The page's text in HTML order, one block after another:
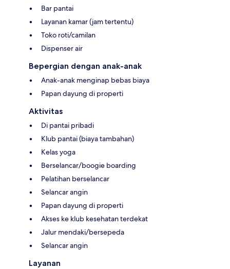
Bar pantai
Layanan kamar (jam tertentu)
Toko roti/camilan
Dispenser air
Bepergian dengan anak-anak
Anak-anak menginap bebas biaya
Papan dayung di properti
Aktivitas
Di pantai pribadi
Klub pantai (biaya tambahan)
Kelas yoga
Berselancar/boogie boarding
Pelatihan berselancar
Selancar angin
Papan dayung di properti
Akses ke klub kesehatan terdekat
Jalur mendaki/bersepeda
Selancar angin
Layanan